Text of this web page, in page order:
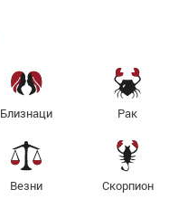
Близнаци Рак
Везни Скорпион